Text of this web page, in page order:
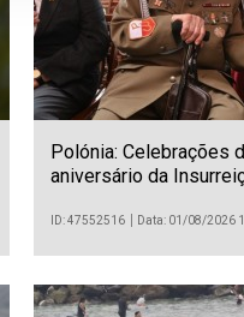
Polónia: Celebrações
aniversário da
ID: 47552516 Data: 01/08/2026